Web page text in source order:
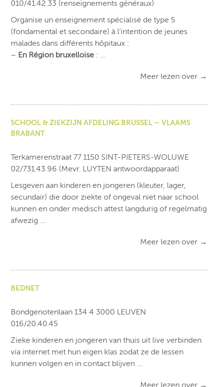
010/41.42.33 (renseignements généraux)
Organise un enseignement spécialisé de type 5
(fondamental et secondaire) à l’intention de jeunes
malades dans différents hôpitaux :
– En Région bruxelloise : ...
Meer lezen over →
SCHOOL & ZIEKZIJN AFDELING BRUSSEL – VLAAMS
BRABANT
Terkamerenstraat 77 1150 SINT-PIETERS-WOLUWE
02/731.43.96 (Mevr. LUYTEN antwoordapparaat)
Lesgeven aan kinderen en jongeren (kleuter, lager,
secundair) die door ziekte of ongeval niet naar school
kunnen en onder medisch attest langdurig of regelmatig
afwezig ...
Meer lezen over →
BEDNET
Bondgenotenlaan 134 4 3000 LEUVEN
016/20.40.45
Zieke kinderen en jongeren van thuis uit live verbinden
via internet met hun eigen klas zodat ze de lessen
kunnen volgen en in contact blijven ...
Meer lezen over →